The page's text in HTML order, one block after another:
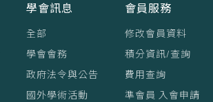
學會訊息
全部
學會會務
政府法令與公告
國外學術活動
會員服務
修改會員資料
積分資訊/查詢
費用查詢
準會員 入會申請